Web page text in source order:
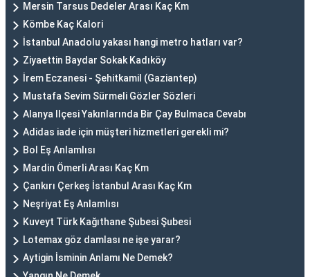
Mersin Tarsus Dedeler Arası Kaç Km
Kömbe Kaç Kalori
İstanbul Anadolu yakası hangi metro hatları var?
Ziyaettin Baydar Sokak Kadıköy
İrem Eczanesi - Şehitkamil (Gaziantep)
Mustafa Sevim Sürmeli Gözler Sözleri
Alanya Ilçesi Yakınlarında Bir Çay Bulmaca Cevabı
Adidas iade için müşteri hizmetleri gerekli mi?
Bol Eş Anlamlısı
Mardin Ömerli Arası Kaç Km
Çankırı Çerkeş İstanbul Arası Kaç Km
Neşriyat Eş Anlamlısı
Kuveyt Türk Kağıthane Şubesi Şubesi
Lotemax göz damlası ne işe yarar?
Aytigin İsminin Anlamı Ne Demek?